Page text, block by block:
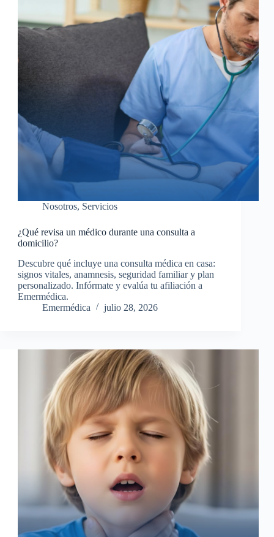
Nosotros, Servicios
¿Qué revisa un médico durante una consulta a
domicilio?
Descubre qué incluye una consulta médica en casa:
signos vitales, anamnesis, seguridad familiar y plan
personalizado. Infórmate y evalúa tu afiliación a
Emermédica.
Emermédica
julio 28, 2026